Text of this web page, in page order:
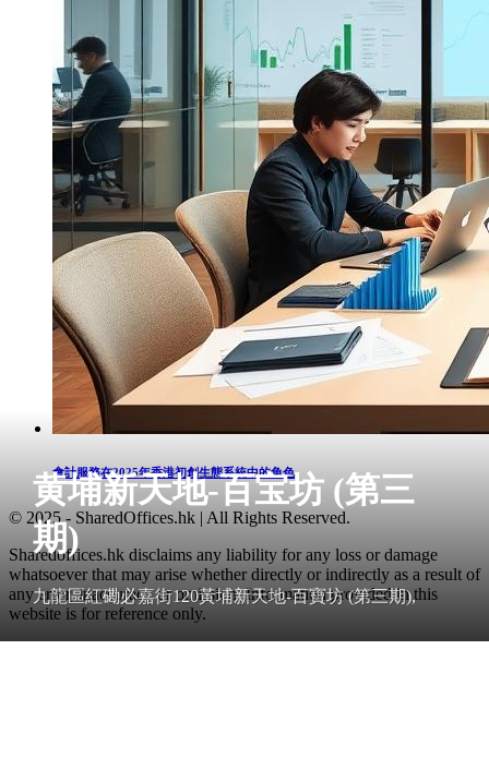
黄埔新天地-百宝坊 (第三
期)
九龍區紅磡必嘉街120黃埔新天地-百寶坊 (第三期),
會計服務在2025年香港初創生態系統中的角色
© 2025 - SharedOffices.hk | All Rights Reserved.
Sharedoffices.hk disclaims any liability for any loss or damage
whatsoever that may arise whether directly or indirectly as a result of
any error, inaccuracy or omission. Information provided in this
website is for reference only.